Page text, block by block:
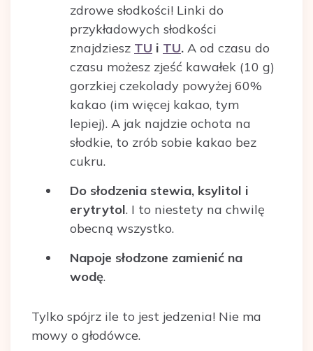
zdrowe słodkości! Linki do
przykładowych słodkości
znajdziesz TU i TU. A od czasu do
czasu możesz zjeść kawałek (10 g)
gorzkiej czekolady powyżej 60%
kakao (im więcej kakao, tym
lepiej). A jak najdzie ochota na
słodkie, to zrób sobie kakao bez
cukru.
Do słodzenia stewia, ksylitol i
erytrytol. I to niestety na chwilę
obecną wszystko.
Napoje słodzone zamienić na
wodę.
Tylko spójrz ile to jest jedzenia! Nie ma
mowy o głodówce.